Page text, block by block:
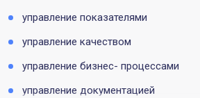
управление показателями
управление качеством
управление бизнес- процессами
управление документацией